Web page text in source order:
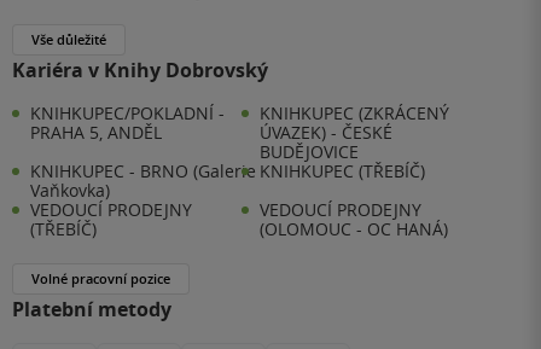
Vše důležité
Kariéra v Knihy Dobrovský
KNIHKUPEC/POKLADNÍ -
PRAHA 5, ANDĚL
KNIHKUPEC (ZKRÁCENÝ
ÚVAZEK) - ČESKÉ
BUDĚJOVICE
KNIHKUPEC - BRNO (Galerie
Vaňkovka)
KNIHKUPEC (TŘEBÍČ)
VEDOUCÍ PRODEJNY
(TŘEBÍČ)
VEDOUCÍ PRODEJNY
(OLOMOUC - OC HANÁ)
Volné pracovní pozice
Platební metody